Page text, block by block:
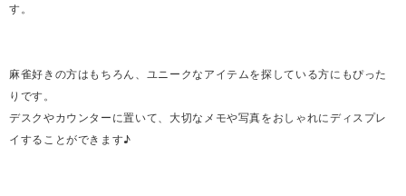
す。
麻雀好きの方はもちろん、ユニークなアイテムを探している方にもぴった
りです。
デスクやカウンターに置いて、大切なメモや写真をおしゃれにディスプレ
イすることができます♪